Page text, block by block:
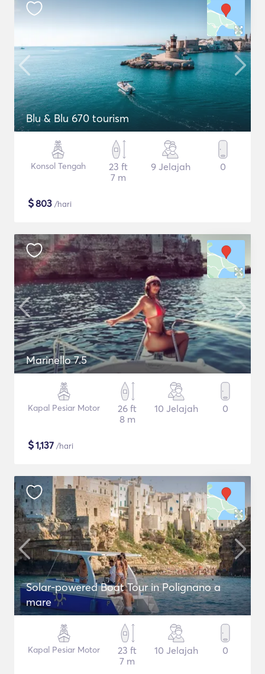
Blu & Blu 670 tourism
Konsol Tengah
23 ft
7 m
9 Jelajah 0
$803 /hari
Marinello 7.5
Kapal Pesiar Motor
26 ft
8 m
10 Jelajah 0
$1,137 /hari
Solar-powered Boat Tour in Polignano a
mare
Kapal Pesiar Motor
23 ft
7 m
10 Jelajah 0